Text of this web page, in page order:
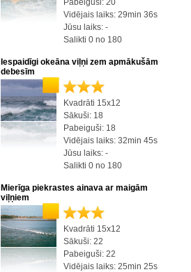
Pabeiguši: 20
Vidējais laiks: 29min 36s
Jūsu laiks: -
Salikti 0 no 180
Iespaidīgi okeāna viļņi zem apmākušām
debesīm
Kvadrāti 15x12
Sākuši: 18
Pabeiguši: 18
Vidējais laiks: 32min 45s
Jūsu laiks: -
Salikti 0 no 180
Mierīga piekrastes ainava ar maigām
viļņiem
Kvadrāti 15x12
Sākuši: 22
Pabeiguši: 22
Vidējais laiks: 25min 25s